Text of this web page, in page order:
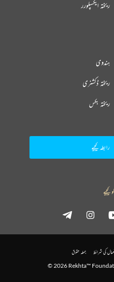
ریختہ ایکسپلورر
ہندوی
ریختہ ڈکشنری
ریختہ بکس
رابطہ کیجیے
کیجیے
کی شرائط جملہ حقوق
© 2026 Rekhta™